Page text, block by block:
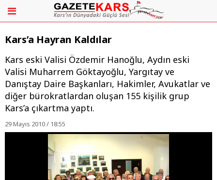
Kars’a Hayran Kaldılar
Kars eski Valisi Özdemir Hanoğlu, Aydın eski
Valisi Muharrem Göktayoğlu, Yargıtay ve
Danıştay Daire Başkanları, Hakimler, Avukatlar ve
diğer bürokratlardan oluşan 155 kişilik grup
Kars’a çıkartma yaptı.
29 Mayıs 2010 / 18:55